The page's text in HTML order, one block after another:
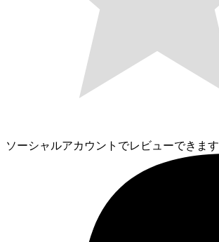
ソーシャルアカウントでレビューできます